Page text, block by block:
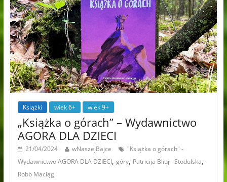
Książki wiek 6+ wiek 9+
„Książka o górach” – Wydawnictwo
AGORA DLA DZIECI
21/04/2024 wNaszejBajce
"Książka o górach" -
Wydawnictwo AGORA DLA DZIECI, góry, Patricija Bliuj - Stodulska,
Robb Maciąg